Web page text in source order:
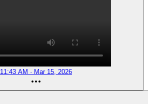
11:43 AM · Mar 15, 2026